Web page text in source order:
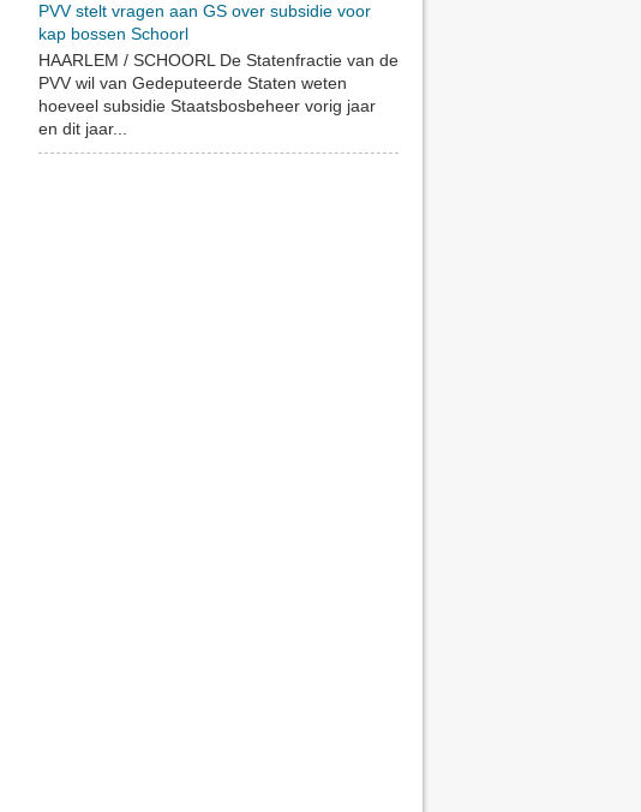
PVV stelt vragen aan GS over subsidie voor
kap bossen Schoorl
HAARLEM / SCHOORL De Statenfractie van de
PVV wil van Gedeputeerde Staten weten
hoeveel subsidie Staatsbosbeheer vorig jaar
en dit jaar...